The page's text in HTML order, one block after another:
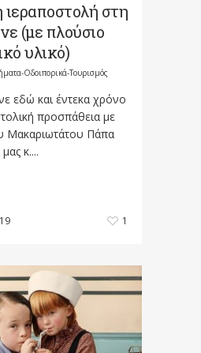
ιεραποστολή στη
(με πλούσιο
υλικό)
Οδοιπορικά-Τουρισμός
εδώ και έντεκα χρόνο
προσπάθεια με
Μακαριωτάτου Πάπα
κ....
1